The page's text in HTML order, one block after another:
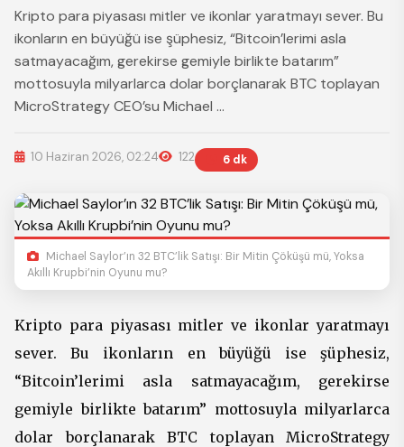
Kripto para piyasası mitler ve ikonlar yaratmayı sever. Bu
ikonların en büyüğü ise şüphesiz, “Bitcoin’lerimi asla
satmayacağım, gerekirse gemiyle birlikte batarım”
mottosuyla milyarlarca dolar borçlanarak BTC toplayan
MicroStrategy CEO’su Michael ...
10 Haziran 2026, 02:24 122 6 dk
Michael Saylor’ın 32 BTC’lik Satışı: Bir Mitin Çöküşü mü, Yoksa
Akıllı Krupbi’nin Oyunu mu?
Kripto para piyasası mitler ve ikonlar yaratmayı
sever. Bu ikonların en büyüğü ise şüphesiz,
“Bitcoin’lerimi asla satmayacağım, gerekirse
gemiyle birlikte batarım” mottosuyla milyarlarca
dolar borçlanarak BTC toplayan MicroStrategy